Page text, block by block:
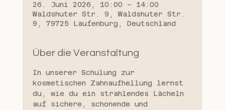
26. Juni 2026, 10:00 – 14:00
Waldshuter Str. 9, Waldshuter Str.
9, 79725 Laufenburg, Deutschland
Über die Veranstaltung
In unserer Schulung zur
kosmetischen Zahnaufhellung lernst
du, wie du ein strahlendes Lächeln
auf sichere, schonende und